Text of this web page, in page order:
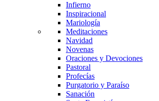
Infierno
Inspiracional
Mariología
Meditaciones
Navidad
Novenas
Oraciones y Devociones
Pastoral
Profecías
Purgatorio y Paraíso
Sanación